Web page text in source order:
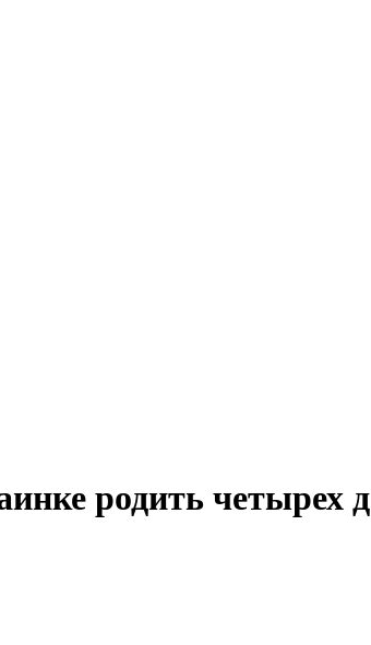
родить четырех